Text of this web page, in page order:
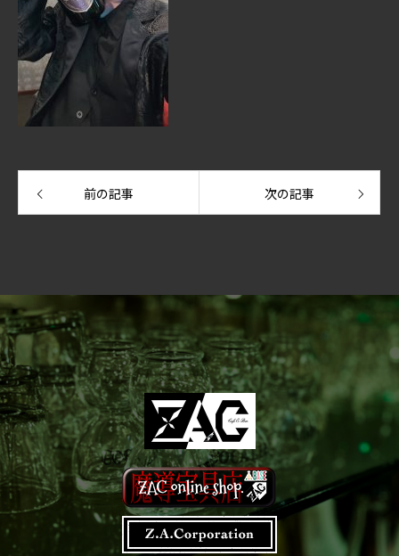
前の記事 次の記事